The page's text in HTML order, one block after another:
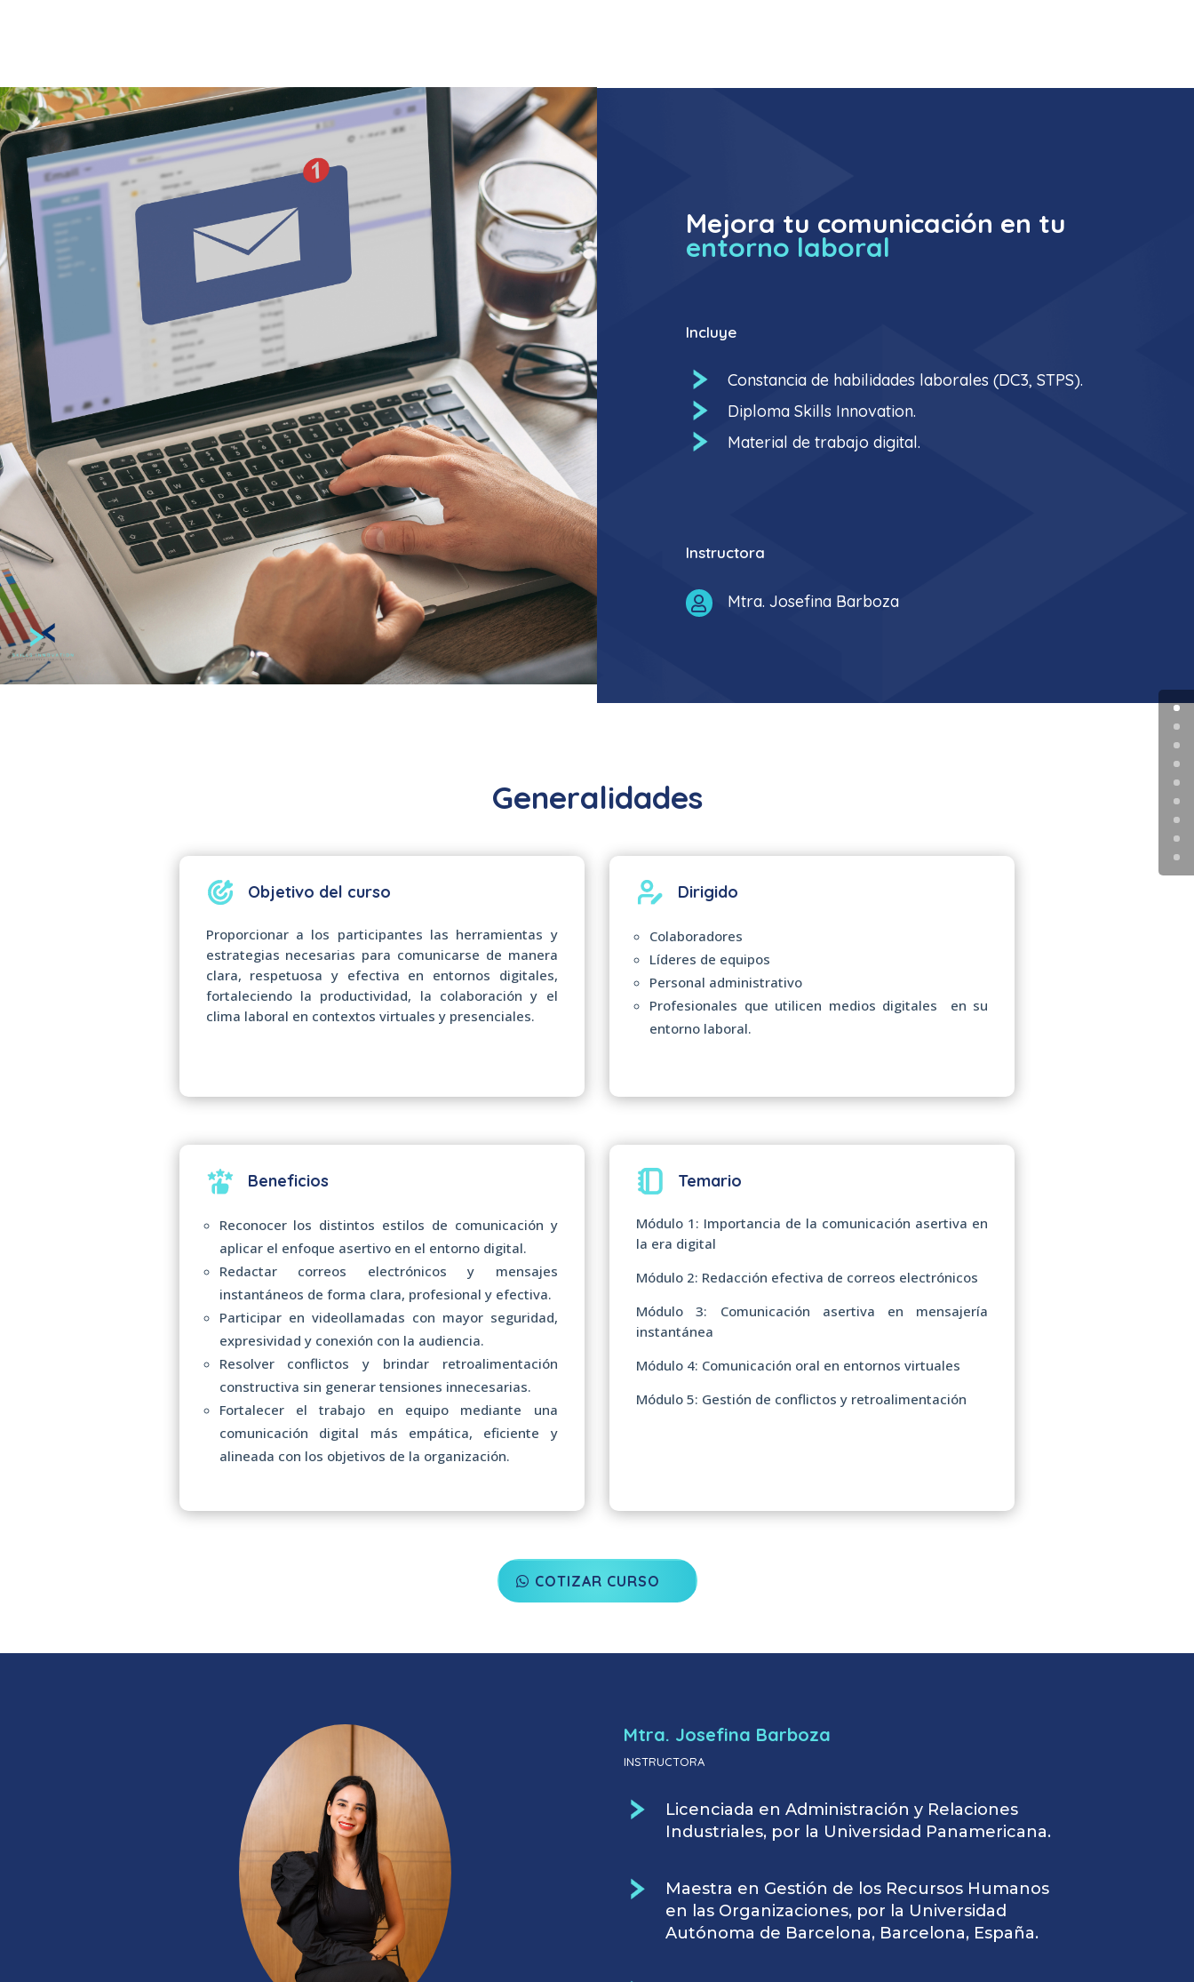
Mejora tu comunicación en tu
entorno laboral
Incluye
Constancia de habilidades laborales (DC3, STPS).
Diploma Skills Innovation.
Material de trabajo digital.
Instructora
 Mtra. Josefina Barboza
Generalidades
Objetivo del curso
Proporcionar a los participantes las herramientas y
estrategias necesarias para comunicarse de manera
clara, respetuosa y efectiva en entornos digitales,
fortaleciendo la productividad, la colaboración y el
clima laboral en contextos virtuales y presenciales.
Dirigido
Colaboradores
Líderes de equipos
Personal administrativo
Profesionales que utilicen medios digitales en su
entorno laboral.
Beneficios
Reconocer los distintos estilos de comunicación y
aplicar el enfoque asertivo en el entorno digital.
Redactar correos electrónicos y mensajes
instantáneos de forma clara, profesional y efectiva.
Participar en videollamadas con mayor seguridad,
expresividad y conexión con la audiencia.
Resolver conflictos y brindar retroalimentación
constructiva sin generar tensiones innecesarias.
Fortalecer el trabajo en equipo mediante una
comunicación digital más empática, eficiente y
alineada con los objetivos de la organización.
Temario
Módulo 1: Importancia de la comunicación asertiva en
la era digital
Módulo 2: Redacción efectiva de correos electrónicos
Módulo 3: Comunicación asertiva en mensajería
instantánea
Módulo 4: Comunicación oral en entornos virtuales
Módulo 5: Gestión de conflictos y retroalimentación
COTIZAR CURSO
Mtra. Josefina Barboza
INSTRUCTORA
Licenciada en Administración y Relaciones
Industriales, por la Universidad Panamericana.
Maestra en Gestión de los Recursos Humanos
en las Organizaciones, por la Universidad
Autónoma de Barcelona, Barcelona, España.